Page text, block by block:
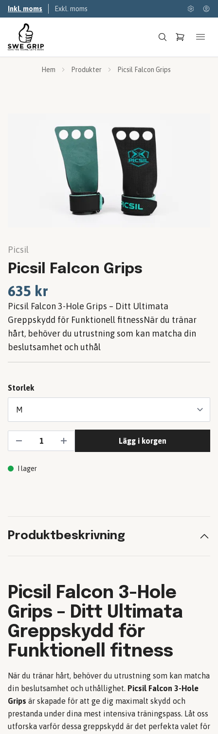
Inkl. moms Exkl. moms
Hem Produkter Picsil Falcon Grips
Picsil
Picsil Falcon Grips
635 kr
Picsil Falcon 3-Hole Grips – Ditt Ultimata
Greppskydd för Funktionell fitnessNär du tränar
hårt, behöver du utrustning som kan matcha din
beslutsamhet och uthål
Storlek
Lägg i korgen
I lager
Produktbeskrivning
Picsil Falcon 3-Hole
Grips – Ditt Ultimata
Greppskydd för
Funktionell fitness
När du tränar hårt, behöver du utrustning som kan matcha
din beslutsamhet och uthållighet. Picsil Falcon 3-Hole
Grips är skapade för att ge dig maximalt skydd och
prestanda under dina mest intensiva träningspass. Låt oss
utforska varför dessa greppskydd är det perfekta valet för